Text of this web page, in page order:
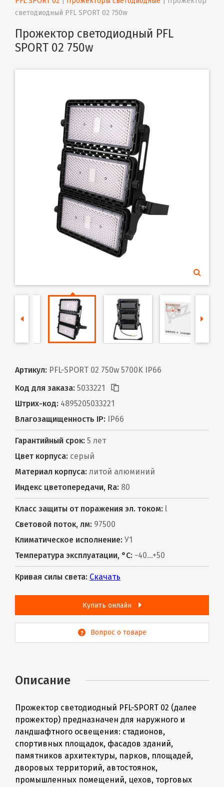
светодиодный PFL SPORT 02 750w
Прожектор светодиодный PFL
SPORT 02 750w
Артикул: PFL-SPORT 02 750w 5700K IP66
Код для заказа: 5033221
Штрих-код: 4895205033221
Влагозащищенность IP: IP66
Гарантийный срок: 5 лет
Цвет корпуса: серый
Материал корпуса: литой алюминий
Индекс цветопередачи, Ra: 80
Класс защиты от поражения эл. током: l
Световой поток, лм: 97500
Климатическое исполнение: У1
Температура эксплуатации, °С: -40...+50
Кривая силы света: Скачать
Купить онлайн
Вопрос о товаре
Описание
Прожектор светодиодный PFL-SPORT 02 (далее
прожектор) предназначен для наружного и
ландшафтного освещения: стадионов,
спортивных площадок, фасадов зданий,
памятников архитектуры, парков, площадей,
дворовых территорий, автостоянок,
промышленных помещений, цехов, торговых